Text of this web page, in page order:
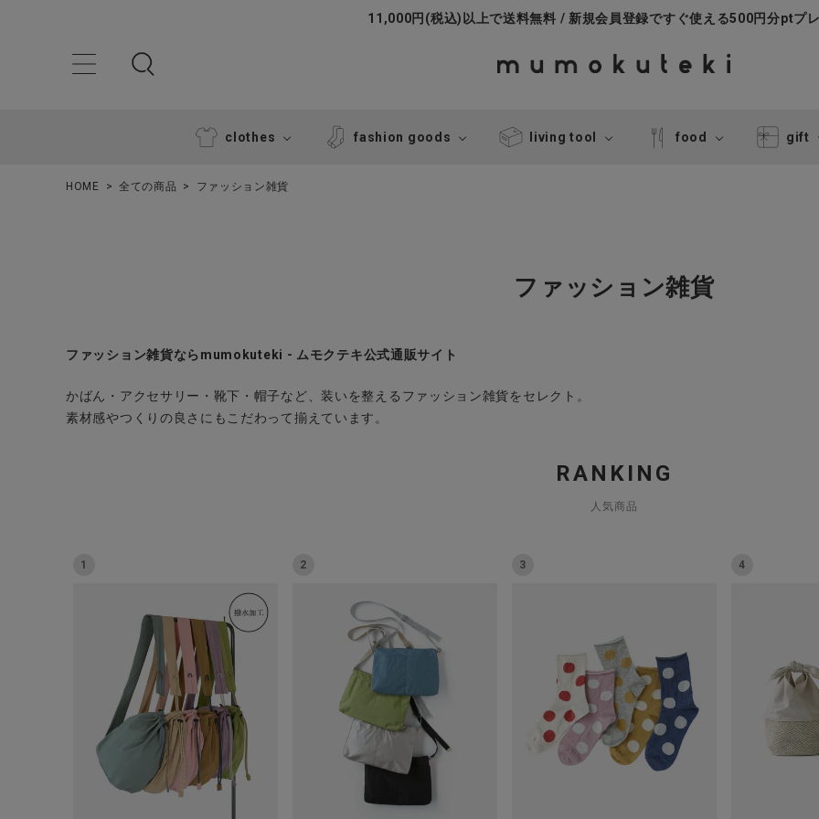
11,000円(税込)以上で送料無料 / 新規会員登録ですぐ使える500円分ptプ
clothes fashion goods living tool food gift
ようこそ ゲスト 様
ナチュラル服
ファッション雑貨
HOME 全ての商品 ファッション雑貨
ファッション雑貨
ファッション雑貨ならmumokuteki - ムモクテキ公式通販サイト
かばん・アクセサリー・靴下・帽子など、装いを整えるファッション雑貨をセレクト。
素材感やつくりの良さにもこだわって揃えています。
RANKING
人気商品
1 2 3 4